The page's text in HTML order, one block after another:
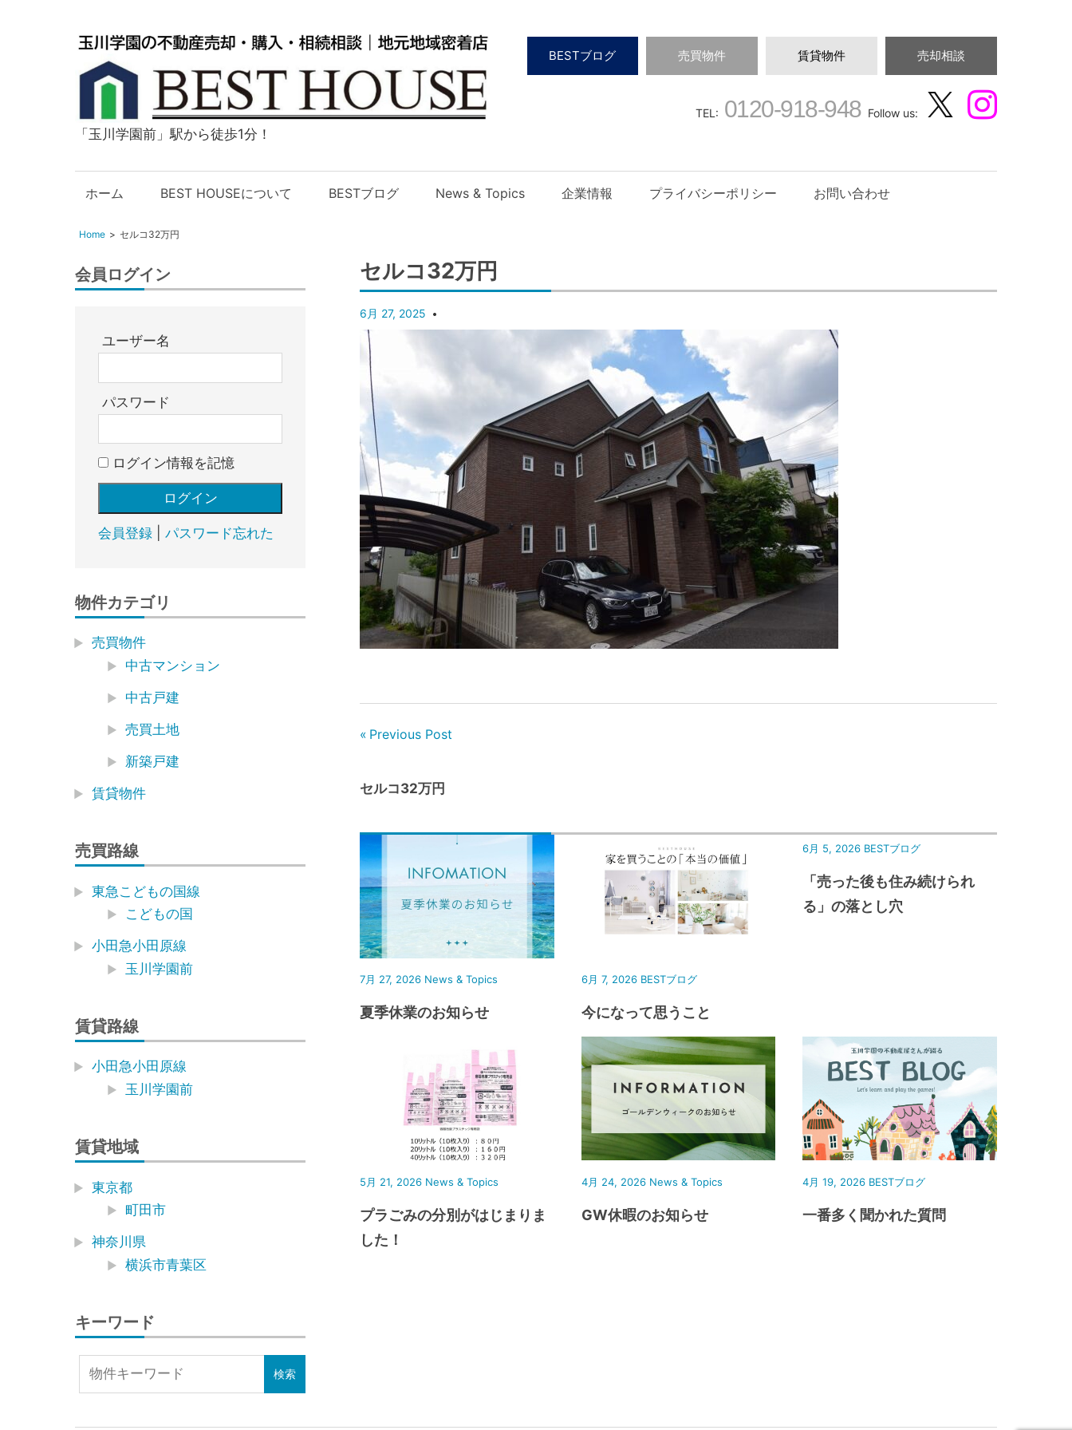
玉
学
の
動
産
入・
却・
BEST
HOUSE
「玉川学園前」駅から徒歩1分！
BESTブログ 売買物件 賃貸物件 売却相談
TEL: 0120-918-948Follow us:
ホーム BEST HOUSEについて BESTブログ News & Topics 企業情報 プライバシーポリシー お問い合わせ
Home セルコ32万円
セルコ32万円
6月 27, 2025
Previous Post
セルコ32万円
7月 27, 2026 News & Topics
夏季休業のお知らせ
6月 7, 2026 BESTブログ
今になって思うこと
6月 5, 2026 BESTブログ
「売った後も住み続けられ
る」の落とし穴
5月 21, 2026 News & Topics
プラごみの分別がはじまりま
した！
4月 24, 2026 News & Topics
GW休暇のお知らせ
4月 19, 2026 BESTブログ
一番多く聞かれた質問
会員ログイン
ユーザー名
パスワード
ログイン情報を記憶
会員登録| パスワード忘れた
物件カテゴリ
売買物件
中古マンション
中古戸建
売買土地
新築戸建
賃貸物件
売買路線
東急こどもの国線
こどもの国
小田急小田原線
玉川学園前
賃貸路線
小田急小田原線
玉川学園前
賃貸地域
東京都
町田市
神奈川県
横浜市青葉区
キーワード